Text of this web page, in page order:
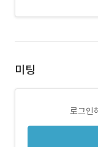
미팅
로그인